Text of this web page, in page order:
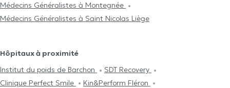
Médecins Généralistes à Montegnée
Médecins Généralistes à Saint Nicolas Liège
Hôpitaux à proximité
Institut du poids de Barchon
SDT Recovery
Clinique Perfect Smile
Kin&Perform Fléron